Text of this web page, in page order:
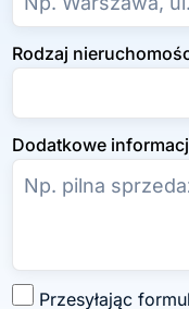
Rodzaj
Dodatkowe